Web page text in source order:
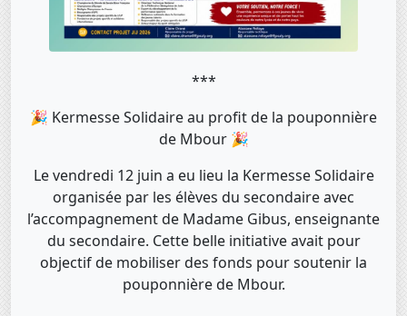
***
🎉 Kermesse Solidaire au profit de la pouponnière
de Mbour 🎉
Le vendredi 12 juin a eu lieu la Kermesse Solidaire
organisée par les élèves du secondaire avec
l’accompagnement de Madame Gibus, enseignante
du secondaire. Cette belle initiative avait pour
objectif de mobiliser des fonds pour soutenir la
pouponnière de Mbour.